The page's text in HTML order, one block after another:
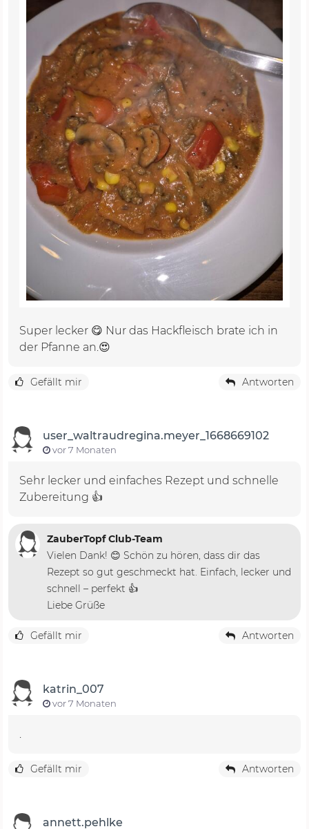
Super lecker 😋 Nur das Hackfleisch brate ich in
der Pfanne an.😍
Gefällt mir Antworten
user_waltraudregina.meyer_1668669102
vor 7 Monaten
Sehr lecker und einfaches Rezept und schnelle
Zubereitung 👍
ZauberTopf Club-Team
Vielen Dank! 😊 Schön zu hören, dass dir das
Rezept so gut geschmeckt hat. Einfach, lecker und
schnell – perfekt 👍
Liebe Grüße
Gefällt mir Antworten
katrin_007
vor 7 Monaten
.
Gefällt mir Antworten
annett.pehlke